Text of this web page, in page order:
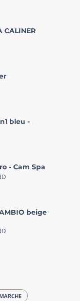
CALINER
bleu -
- Cam Spa
beige